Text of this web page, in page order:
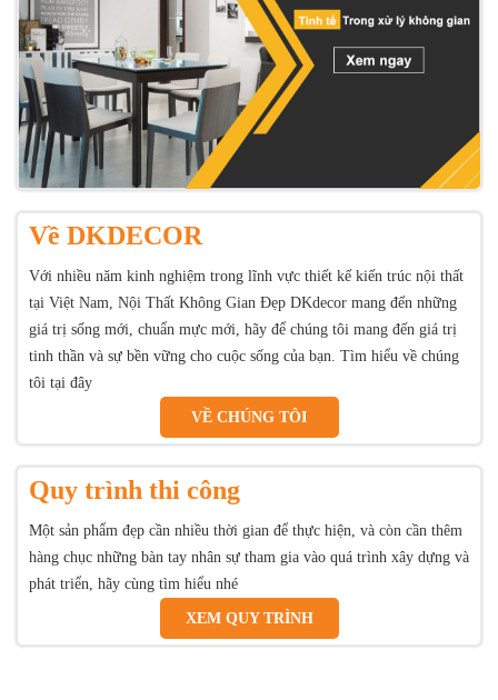
Về DKDECOR
Với nhiều năm kinh nghiệm trong lĩnh vực thiết kế kiến trúc nội thất
tại Việt Nam, Nội Thất Không Gian Đẹp DKdecor mang đến những
giá trị sống mới, chuẩn mực mới, hãy để chúng tôi mang đến giá trị
tinh thần và sự bền vững cho cuộc sống của bạn. Tìm hiểu về chúng
tôi tại đây
VỀ CHÚNG TÔI
Quy trình thi công
Một sản phẩm đẹp cần nhiều thời gian để thực hiện, và còn cần thêm
hàng chục những bàn tay nhân sự tham gia vào quá trình xây dựng và
phát triển, hãy cùng tìm hiểu nhé
XEM QUY TRÌNH